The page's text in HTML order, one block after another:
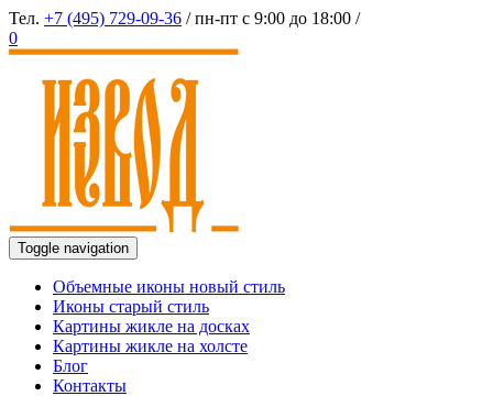
Тел. +7 (495) 729-09-36 / пн-пт с 9:00 до 18:00 /
0
Toggle navigation
Объемные иконы новый стиль
Иконы старый стиль
Картины жикле на досках
Картины жикле на холсте
Блог
Контакты